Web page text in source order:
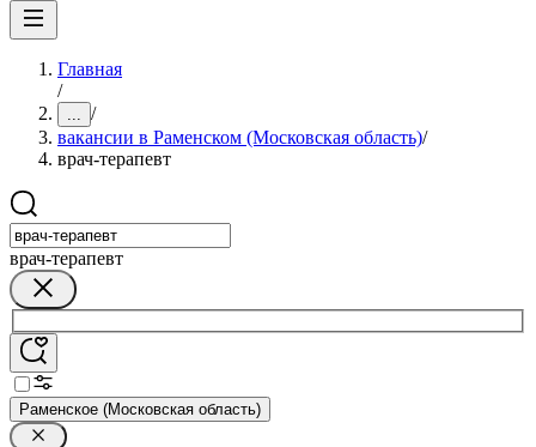
Главная
/
... /
вакансии в Раменском (Московская область)/
врач-терапевт
врач-терапевт
Раменское (Московская область)